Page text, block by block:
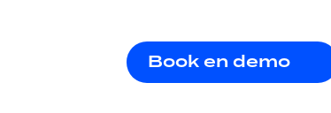
Book en demo